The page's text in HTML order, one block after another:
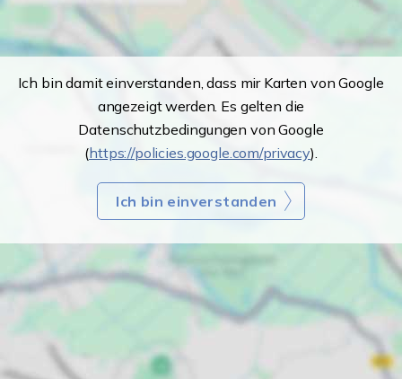
Ich bin damit einverstanden, dass mir Karten von Google
angezeigt werden. Es gelten die
Datenschutzbedingungen von Google
(https://policies.google.com/privacy).
Ich bin einverstanden